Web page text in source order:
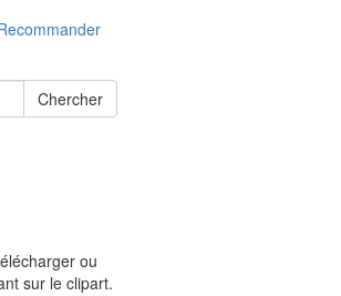
Chercher
ou
sur le clipart.